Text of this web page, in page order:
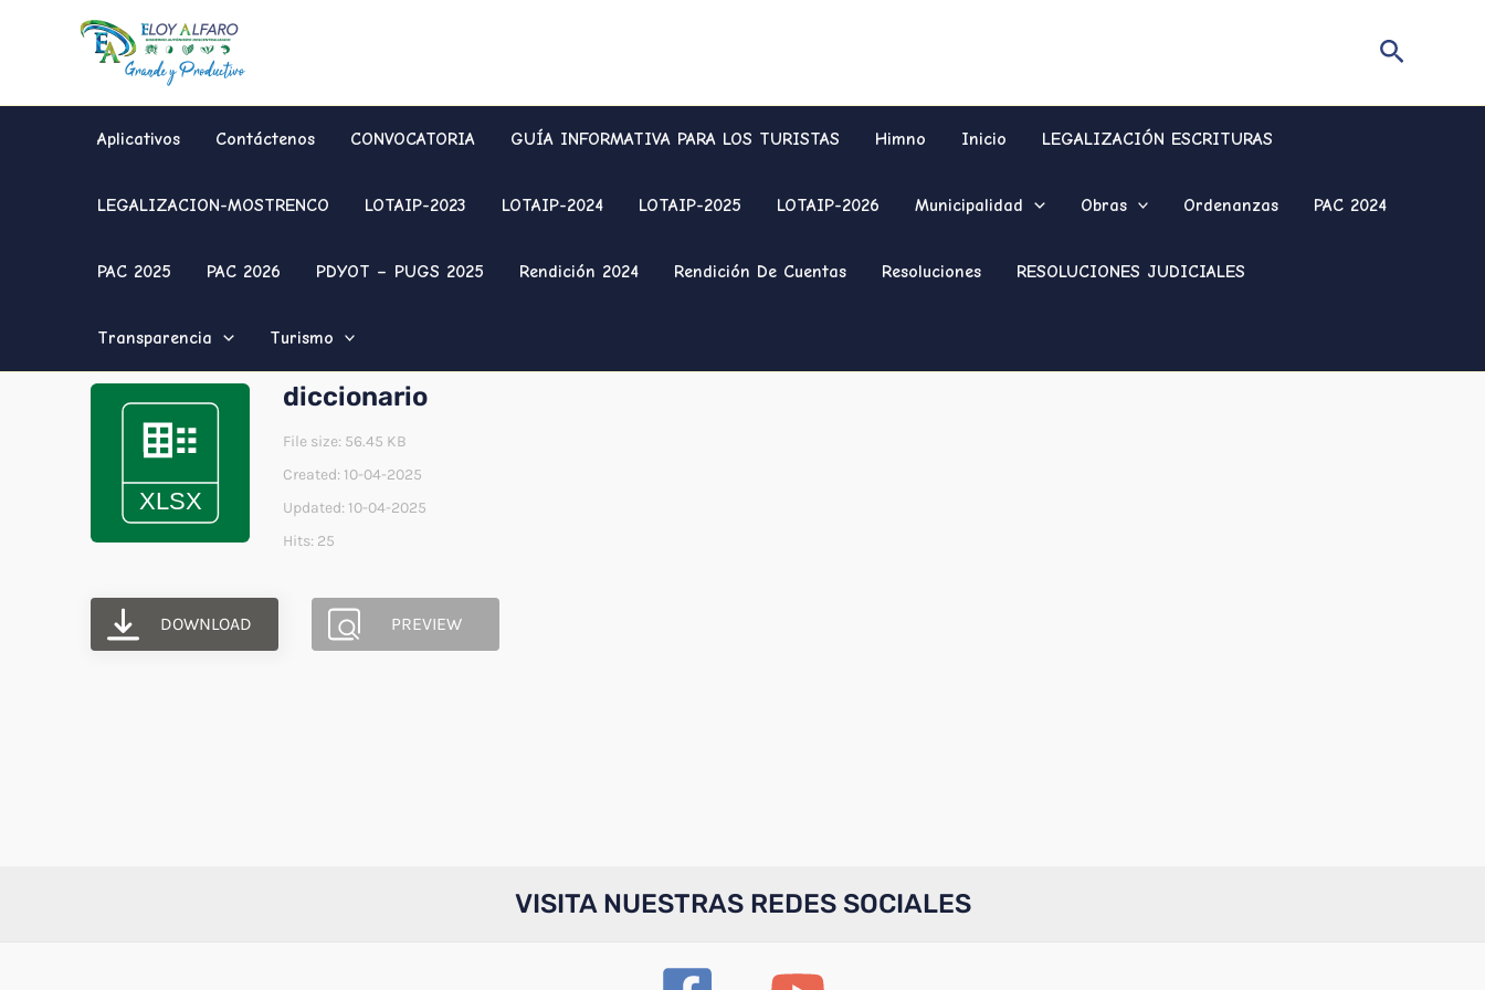
Buscar
Aplicativos Contáctenos CONVOCATORIA GUÍA INFORMATIVA PARA LOS TURISTAS Himno Inicio LEGALIZACIÓN ESCRITURAS
LEGALIZACION-MOSTRENCO LOTAIP-2023 LOTAIP-2024 LOTAIP-2025 LOTAIP-2026 Municipalidad Obras Ordenanzas PAC 2024
PAC 2025 PAC 2026 PDYOT – PUGS 2025 Rendición 2024 Rendición De Cuentas Resoluciones RESOLUCIONES JUDICIALES
Transparencia Turismo
diccionario
File size: 56.45 KB
Created: 10-04-2025
Updated: 10-04-2025
Hits: 25
DOWNLOAD PREVIEW
VISITA NUESTRAS REDES SOCIALES